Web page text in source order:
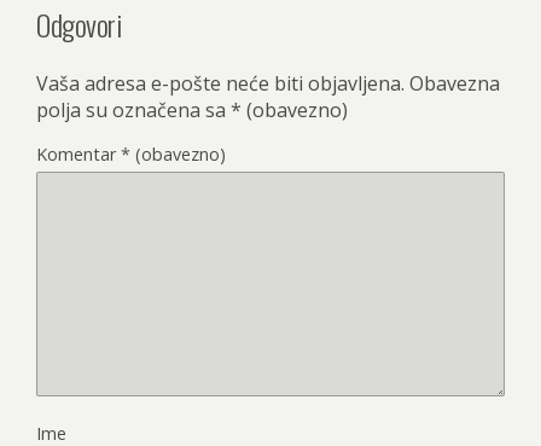
Odgovori
Vaša adresa e-pošte neće biti objavljena. Obavezna
polja su označena sa * (obavezno)
Komentar* (obavezno)
Ime